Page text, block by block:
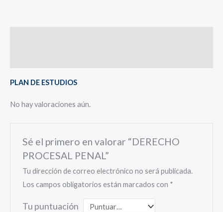
PLAN DE ESTUDIOS
No hay valoraciones aún.
Sé el primero en valorar “DERECHO
PROCESAL PENAL”
Tu dirección de correo electrónico no será publicada.
Los campos obligatorios están marcados con *
Tu puntuación